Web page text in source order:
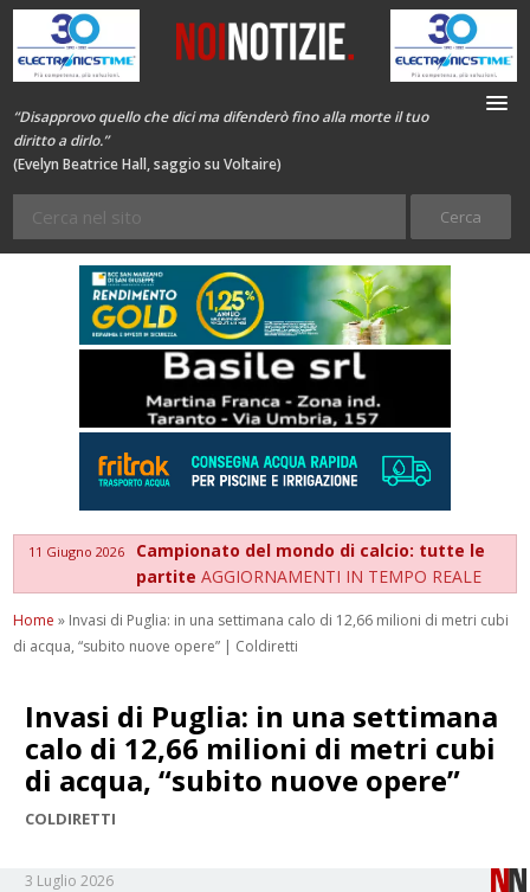
“Disapprovo quello che dici ma difenderò fino alla morte il tuo
diritto a dirlo.”
(Evelyn Beatrice Hall, saggio su Voltaire)
11 Giugno 2026
Campionato del mondo di calcio: tutte le
partiteAGGIORNAMENTI IN TEMPO REALE
Home » Invasi di Puglia: in una settimana calo di 12,66 milioni di metri cubi
di acqua, “subito nuove opere” | Coldiretti
Invasi di Puglia: in una settimana
calo di 12,66 milioni di metri cubi
di acqua, “subito nuove opere”
COLDIRETTI
3 Luglio 2026